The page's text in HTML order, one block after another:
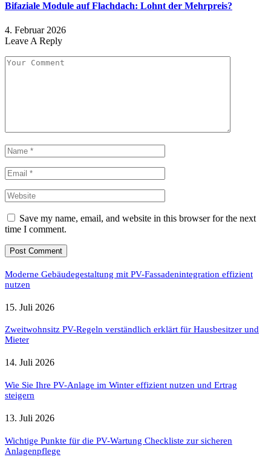
Bifaziale Module auf Flachdach: Lohnt der Mehrpreis?
4. Februar 2026
Leave A Reply
Save my name, email, and website in this browser for the next
time I comment.
Moderne Gebäudegestaltung mit PV-Fassadenintegration effizient
nutzen
15. Juli 2026
Zweitwohnsitz PV-Regeln verständlich erklärt für Hausbesitzer und
Mieter
14. Juli 2026
Wie Sie Ihre PV-Anlage im Winter effizient nutzen und Ertrag
steigern
13. Juli 2026
Wichtige Punkte für die PV-Wartung Checkliste zur sicheren
Anlagenpflege